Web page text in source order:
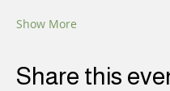
Show More
Share this